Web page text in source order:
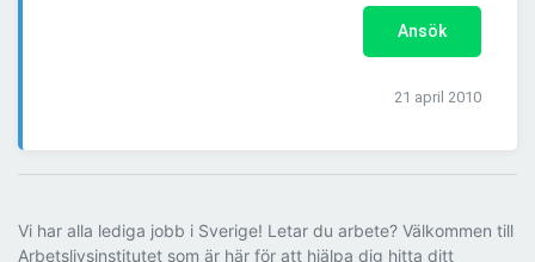
Ansök
21 april 2010
Vi har alla lediga jobb i Sverige! Letar du arbete? Välkommen till
Arbetslivsinstitutet som är här för att hjälpa dig hitta ditt